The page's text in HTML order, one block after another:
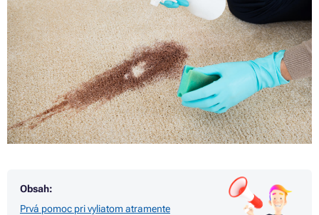
Obsah:
Prvá pomoc pri vyliatom atramente